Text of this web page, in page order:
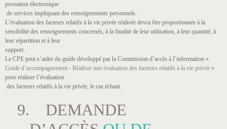
prestation électronique
de services impliquant des renseignements personnels.
L’évaluation des facteurs relatifs à la vie privée réalisée devra être proportionnée à la
sensibilité des renseignements concernés, à la finalité de leur utilisation, à leur quantité, à
leur répartition et à leur
support.
Le CPE peut s’aider du guide développé par la Commission d’accès à l’information «
Guide d’accompagnement - Réaliser une évaluation des facteurs relatifs à la vie privée »
pour réaliser l’évaluation
des facteurs relatifs à la vie privée, le cas échant.
9. DEMANDE